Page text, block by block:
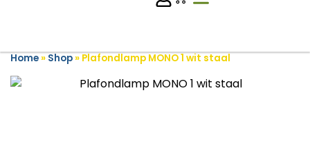
Home» Shop» Plafondlamp MONO 1 wit staal